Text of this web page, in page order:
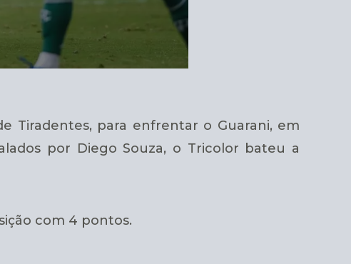
Tiradentes, para enfrentar o Guarani, em
por Diego Souza, o Tricolor bateu a
com 4 pontos.